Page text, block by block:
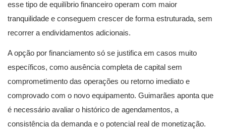
esse tipo de equilíbrio financeiro operam com maior
tranquilidade e conseguem crescer de forma estruturada, sem
recorrer a endividamentos adicionais.
A opção por financiamento só se justifica em casos muito
específicos, como ausência completa de capital sem
comprometimento das operações ou retorno imediato e
comprovado com o novo equipamento. Guimarães aponta que
é necessário avaliar o histórico de agendamentos, a
consistência da demanda e o potencial real de monetização.